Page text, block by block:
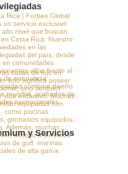
Rica | Forbes Global
un servicio exclusivo
nivel que buscan
Costa Rica. Nuestro
en las
del país, desde
en comunidades
villas frente al
de naturaleza
combina diseño
mundial, acabados de
excepcionales.
casas de lujo en
solo significa poseer
sino también
vida exclusivo. Muchas
equipadas con
como piscinas
gimnasios equipados,
Además, muchas
acceso a servicios
de golf, marinas
de alta gama.
y Servicios